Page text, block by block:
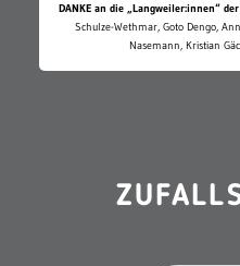
DANKE an die „Langweiler:innen“
Schulze-Wethmar, Goto Dengo,
Nasemann, Kristian